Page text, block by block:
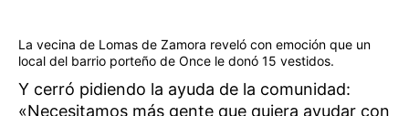
La vecina de Lomas de Zamora reveló con emoción que un
local del barrio porteño de Once le donó 15 vestidos.
Y cerró pidiendo la ayuda de la comunidad:
«Necesitamos más gente que quiera ayudar con